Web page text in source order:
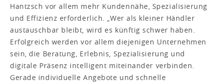
Hantzsch vor allem mehr Kundennähe, Spezialisierung
und Effizienz erforderlich. „Wer als kleiner Händler
austauschbar bleibt, wird es künftig schwer haben.
Erfolgreich werden vor allem diejenigen Unternehmen
sein, die Beratung, Erlebnis, Spezialisierung und
digitale Präsenz intelligent miteinander verbinden.
Gerade individuelle Angebote und schnelle